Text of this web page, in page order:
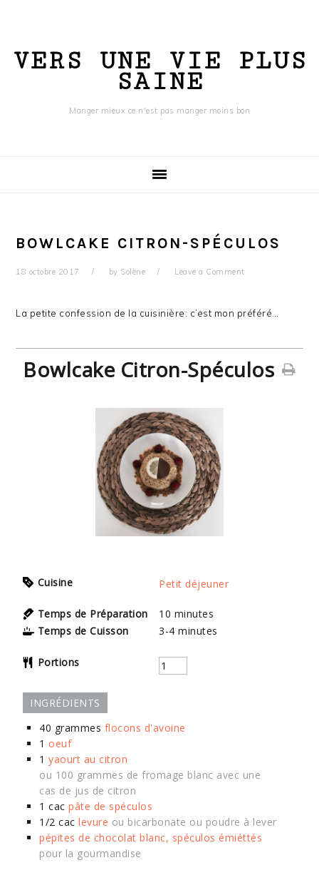
navigation
sidebar
VERS UNE VIE PLUS
SAINE
Manger mieux ce n'est pas manger moins bon
BOWLCAKE CITRON-SPÉCULOS
18 octobre 2017 by Solène Leave a Comment
La petite confession de la cuisinière: c’est mon préféré…
Bowlcake Citron-Spéculos
Cuisine Petit déjeuner
Temps de Préparation 10 minutes
Temps de Cuisson
3-4 minutes
Portions
INGRÉDIENTS
40 grammes flocons d'avoine
1 oeuf
1 yaourt au citron
ou 100 grammes de fromage blanc avec une
cas de jus de citron
1 cac pâte de spéculos
1/2 cac levure ou bicarbonate ou poudre à lever
pépites de chocolat blanc, spéculos émiéttés
pour la gourmandise